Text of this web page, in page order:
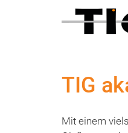
TIG
Mit einem